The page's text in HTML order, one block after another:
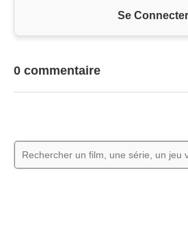
Se Connecter
0 commentaire